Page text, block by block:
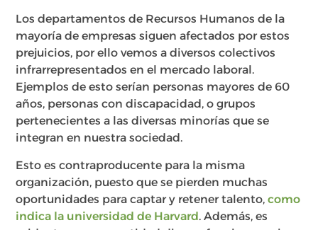
Los departamentos de Recursos Humanos de la
mayoría de empresas siguen afectados por estos
prejuicios, por ello vemos a diversos colectivos
infrarrepresentados en el mercado laboral.
Ejemplos de esto serían personas mayores de 60
años, personas con discapacidad, o grupos
pertenecientes a las diversas minorías que se
integran en nuestra sociedad.
Esto es contraproducente para la misma
organización, puesto que se pierden muchas
oportunidades para captar y retener talento,como
indica la universidad de Harvard. Además, es